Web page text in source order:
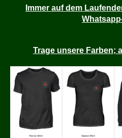
Immer auf dem
Trage unsere Farben;